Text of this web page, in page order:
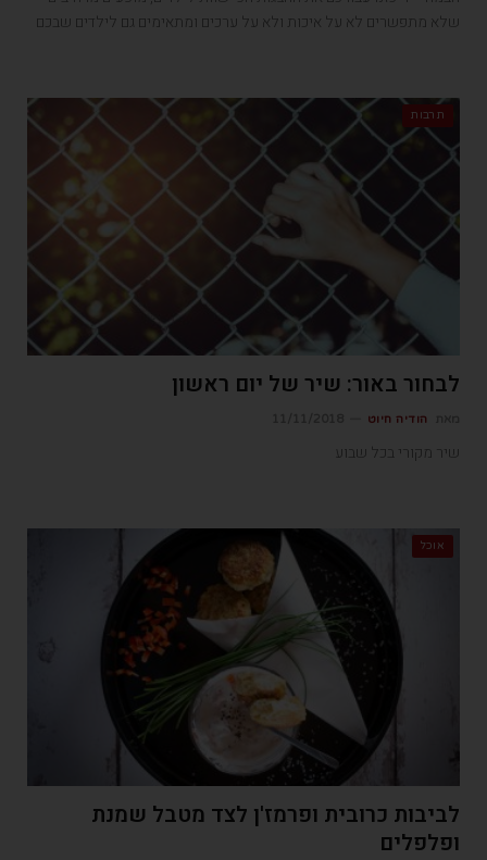
שלא מתפשרים לא על איכות ולא על ערכים ומתאימים גם לילדים שבכם
תרבות
לבחור באור: שיר של יום ראשון
הודיה חיוט
שיר מקורי בכל שבוע
אוכל
לביבות כרובית ופרמז'ן לצד מטבל שמנת
ופלפלים